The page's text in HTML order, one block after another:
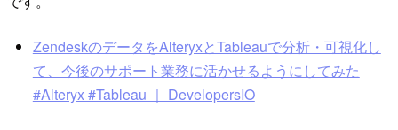
ZendeskのデータをAlteryxとTableauで分析・可視化し
て、今後のサポート業務に活かせるようにしてみた
#Alteryx #Tableau ｜ DevelopersIO